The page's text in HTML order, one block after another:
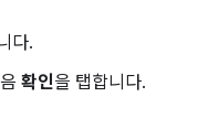
다.
확인을 탭합니다.